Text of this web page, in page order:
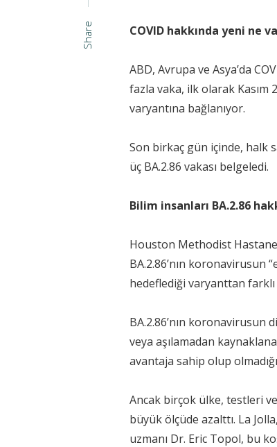
Share COVID hakkında yeni ne
ABD, Avrupa ve Asya’da
fazla vaka, ilk olarak Kasım
varyantına bağlanıyor.
Son birkaç gün içinde, halk
üç BA.2.86 vakası belgeledi.
Bilim insanları BA.2.86
Houston Methodist
BA.2.86’nın koronavirusun
hedeflediği varyanttan farklı
BA.2.86’nın koronavirusun
veya aşılamadan
avantaja sahip olup
Ancak birçok ülke, testleri
büyük ölçüde azalttı. La
uzmanı Dr. Eric Topol, bu